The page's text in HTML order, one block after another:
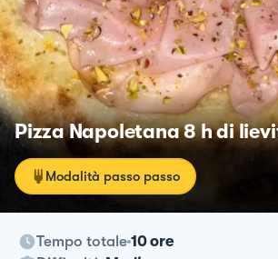
Pizza Napoletana 8 h di
Modalità passo passo
Tempo totale 10 ore